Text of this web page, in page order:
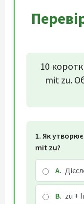
10
mit zu.
1. Як
mit zu?
A.
B. zu +